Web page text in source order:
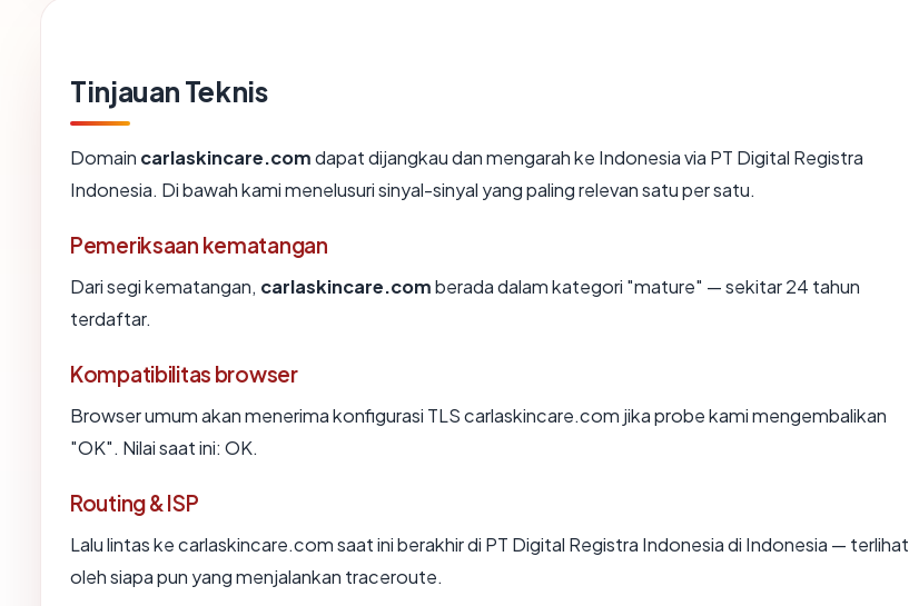
Tinjauan Teknis
Domain carlaskincare.comdapat dijangkau dan mengarah ke Indonesia via PT Digital Registra
Indonesia. Di bawah kami menelusuri sinyal-sinyal yang paling relevan satu per satu.
Pemeriksaan kematangan
Dari segi kematangan, carlaskincare.comberada dalam kategori "mature" — sekitar 24 tahun
terdaftar.
Kompatibilitas browser
Browser umum akan menerima konfigurasi TLS carlaskincare.com jika probe kami mengembalikan
"OK". Nilai saat ini: OK.
Routing & ISP
Lalu lintas ke carlaskincare.com saat ini berakhir di PT Digital Registra Indonesia di Indonesia — terlihat
oleh siapa pun yang menjalankan traceroute.